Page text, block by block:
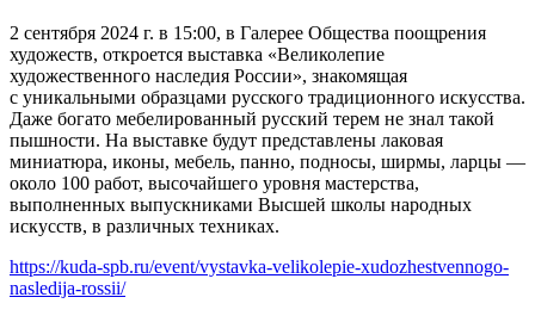
2 сентября 2024 г. в 15:00, в Галерее Общества поощрения
художеств, откроется выставка «Великолепие
художественного наследия России», знакомящая
с уникальными образцами русского традиционного искусства.
Даже богато мебелированный русский терем не знал такой
пышности. На выставке будут представлены лаковая
миниатюра, иконы, мебель, панно, подносы, ширмы, ларцы —
около 100 работ, высочайшего уровня мастерства,
выполненных выпускниками Высшей школы народных
искусств, в различных техниках.
https://kuda-spb.ru/event/vystavka-velikolepie-xudozhestvennogo-
nasledija-rossii/